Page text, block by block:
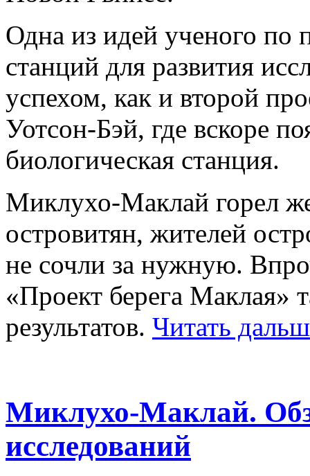
Одна из идей ученого по
станций для развития
успехом, как и второй
Уотсон-Бэй, где вскоре
биологическая станция.
Миклухо-Маклай горел
островитян, жителей
не сочли за нужную.
«Проект берега Маклая»
результатов. Читать
Миклухо-Маклай.
исследований